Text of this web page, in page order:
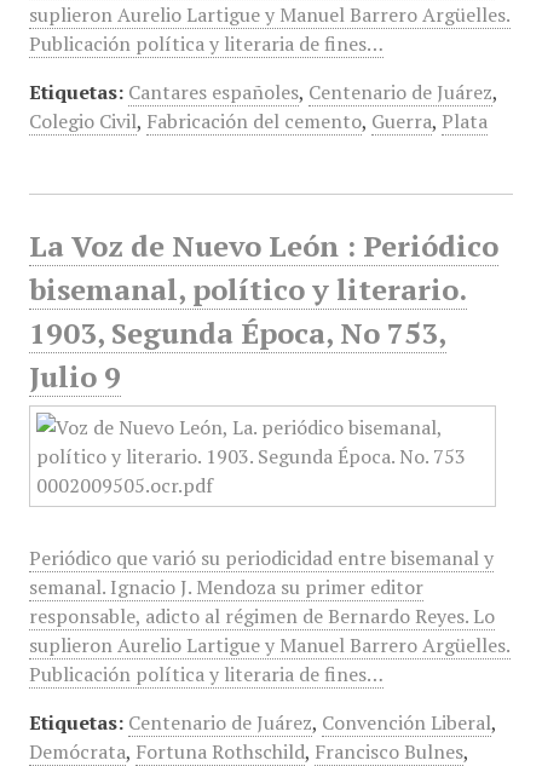
suplieron Aurelio Lartigue y Manuel Barrero Argüelles.
Publicación política y literaria de fines…
Etiquetas: Cantares españoles, Centenario de Juárez,
Colegio Civil, Fabricación del cemento, Guerra, Plata
La Voz de Nuevo León : Periódico
bisemanal, político y literario.
1903, Segunda Época, No 753,
Julio 9
Periódico que varió su periodicidad entre bisemanal y
semanal. Ignacio J. Mendoza su primer editor
responsable, adicto al régimen de Bernardo Reyes. Lo
suplieron Aurelio Lartigue y Manuel Barrero Argüelles.
Publicación política y literaria de fines…
Etiquetas: Centenario de Juárez, Convención Liberal,
Demócrata, Fortuna Rothschild, Francisco Bulnes,